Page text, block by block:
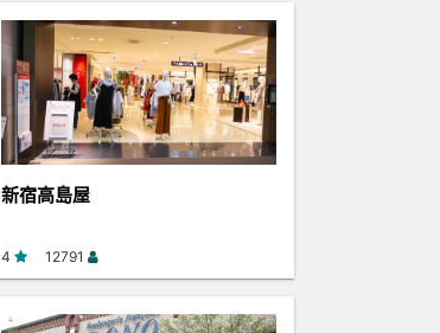
新宿高島屋
4 12791